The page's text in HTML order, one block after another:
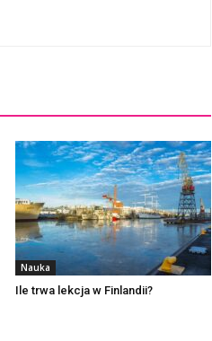
Nauka
Ile trwa lekcja w Finlandii?